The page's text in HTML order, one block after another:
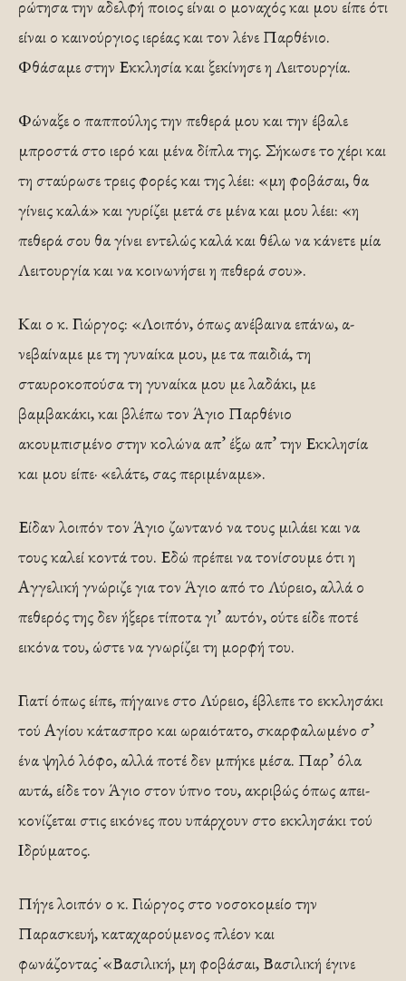
ρώτησα την αδελφή ποιος είναι ο μοναχός και μου είπε ότι
είναι ο καινούργιος ιερέας και τον λένε Παρθένιο.
Φθάσαμε στην Εκκλησία και ξεκίνησε η Λει­τουργία.
Φώναξε ο παππούλης την πεθερά μου και την έβαλε
μπροστά στο ιερό και μένα δίπλα της. Σήκωσε το χέρι και
τη σταύρωσε τρεις φορές και της λέει: «μη φοβάσαι, θα
γίνεις καλά» και γυρίζει μετά σε μένα και μου λέει: «η
πεθερά σου θα γίνει εντελώς καλά και θέλω να κάνετε μία
Λειτουργία και να κοινωνήσει η πεθερά σου».
Και ο κ. Γιώργος: «Λοιπόν, όπως ανέβαινα επάνω, α­
νεβαίναμε με τη γυναίκα μου, με τα παιδιά, τη
σταυροκοπούσα τη γυναίκα μου με λαδάκι, με
βαμβακάκι, και βλέπω τον Άγιο Παρθένιο
ακουμπισμένο στην κολώνα απ’ έξω απ’ την Εκκλησία
και μου είπε· «ελάτε, σας πε­ριμέναμε».
Είδαν λοιπόν τον Άγιο ζωντανό να τους μιλάει και να
τους καλεί κοντά του. Εδώ πρέπει να τονίσουμε ότι η
Αγγελική γνώριζε για τον Άγιο από το Λύρειο, αλλά ο
πεθερός της δεν ήξερε τίποτα γι’ αυτόν, ούτε είδε ποτέ
εικόνα του, ώστε να γνωρίζει τη μορφή του.
Γιατί όπως είπε, πήγαινε στο Λύρειο, έβλεπε το εκκλησάκι
τού Αγίου κάτασπρο και ωραιότατο, σκαρφαλωμένο σ’
ένα ψηλό λόφο, αλλά ποτέ δεν μπήκε μέσα. Παρ’ όλα
αυτά, είδε τον Άγιο στον ύπνο του, ακριβώς όπως απει­
κονίζεται στις εικόνες που υπάρχουν στο εκκλησάκι τού
Ιδρύματος.
Πήγε λοιπόν ο κ. Γιώργος στο νοσοκομείο την
Παρασκευή, καταχαρούμενος πλέον και
φωνάζοντας˙«Βασιλική, μη φοβάσαι, Βασιλική έγινε